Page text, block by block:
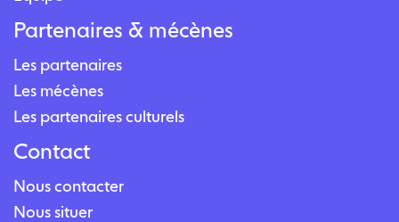
Partenaires & mécènes
Les partenaires
Les mécènes
Les partenaires culturels
Contact
Nous contacter
Nous situer